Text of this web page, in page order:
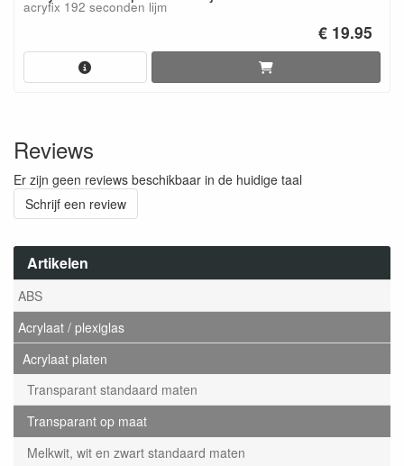
Artikelen
ABS
Acrylaat / plexiglas
Acrylaat platen
Transparant standaard maten
Transparant op maat
Melkwit, wit en zwart standaard maten
acryfix 192 seconden lijm
€ 19.95
Reviews
Er zijn geen reviews beschikbaar in de huidige taal
Schrijf een review